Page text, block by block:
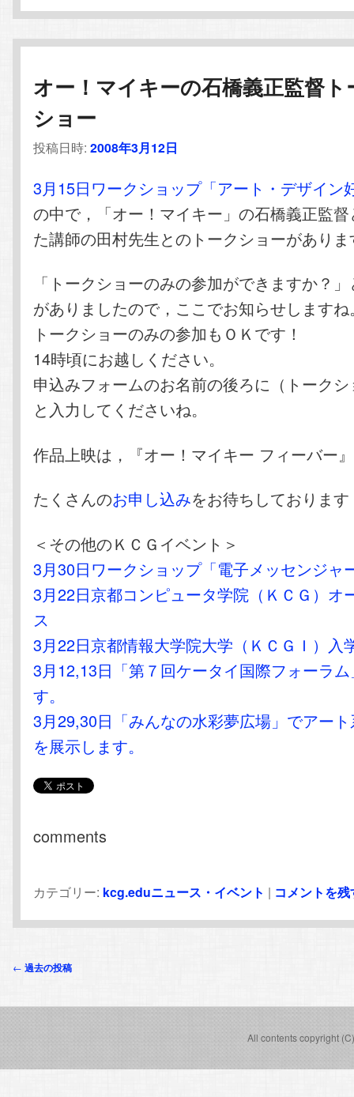
オー！マイキーの石橋義正監督ト
ショー
投稿日時:2008年3月12日
3月15日ワークショップ「アート・デザイン
の中で，「オー！マイキー」の石橋義正監
た講師の田村先生とのトークショーがあり
「トークショーのみの参加ができますか？
がありましたので，ここでお知らせしますね
トークショーのみの参加もＯＫです！
14時頃にお越しください。
申込みフォームのお名前の後ろに（トーク
と入力してくださいね。
作品上映は，『オー！マイキー フィーバー
たくさんのお申し込みをお待ちしております
＜その他のＫＣＧイベント＞
3月30日ワークショップ「電子メッセンジャ
3月22日京都コンピュータ学院（ＫＣＧ）オ
ス
3月22日京都情報大学院大学（ＫＣＧＩ）入
3月12,13日「第７回ケータイ国際フォーラ
す。
3月29,30日「みんなの水彩夢広場」でアー
を展示します。
comments
カテゴリー: kcg.eduニュース・イベント | コメントを残
投
ナ
← 過去の投稿
All contents copyright